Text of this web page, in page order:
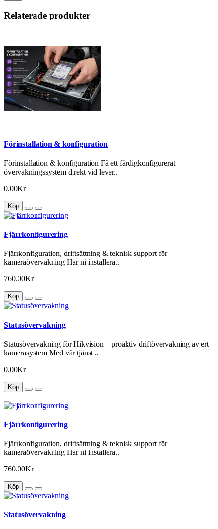
Relaterade produkter
Förinstallation & konfiguration
Förinstallation & konfiguration Få ett färdigkonfigurerat
övervakningssystem direkt vid lever..
0.00Kr
Köp
Fjärrkonfigurering
Fjärrkonfiguration, driftsättning & teknisk support för
kameraövervakning Har ni installera..
760.00Kr
Köp
Statusövervakning
Statusövervakning för Hikvision – proaktiv driftövervakning av ert
kamerasystem Med vår tjänst ..
0.00Kr
Köp
Fjärrkonfigurering
Fjärrkonfiguration, driftsättning & teknisk support för
kameraövervakning Har ni installera..
760.00Kr
Köp
Statusövervakning